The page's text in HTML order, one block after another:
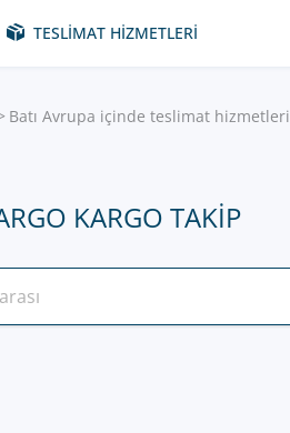
TESLIMAT HIZMETLERI
Batı Avrupa içinde teslimat hizmetleri
KARGO TAKIP